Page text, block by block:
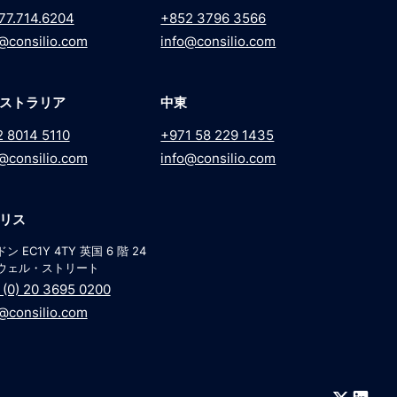
+852 3796 3566
info@consilio.com
トラリア
8014 5110
中東
+971 58 229 1435
info@consilio.com
ス
ン EC1Y 4TY 英国 6 階 24
ェル・ストリート
20 3695 0200